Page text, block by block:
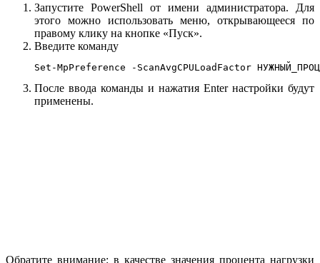
Запустите PowerShell от имени администратора. Для
этого можно использовать меню, открывающееся по
правому клику на кнопке «Пуск».
Введите команду
Set-MpPreference -ScanAvgCPULoadFactor
После ввода команды и нажатия Enter настройки будут
применены.
Обратите внимание: в качестве значения процента нагрузки